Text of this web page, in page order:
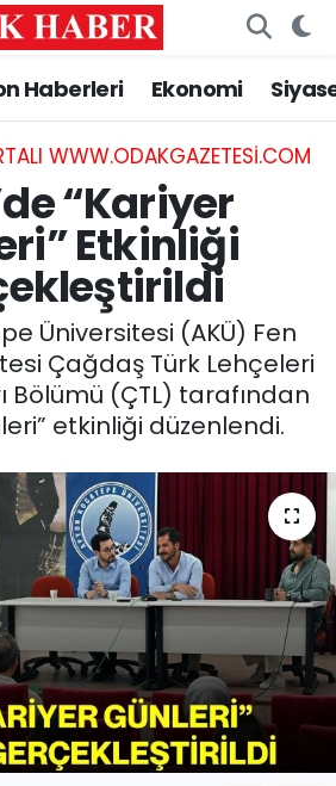
Haberleri Ekonomi
WWW.ODAKGAZETESI.COM
“Kariyer
Etkinliği
Üniversitesi (AKÜ) Fen
Çağdaş Türk Lehçeleri
Bölümü (ÇTL) tarafından
etkinliği düzenlendi.
HABERLERİ
Durumu ve Fikstür